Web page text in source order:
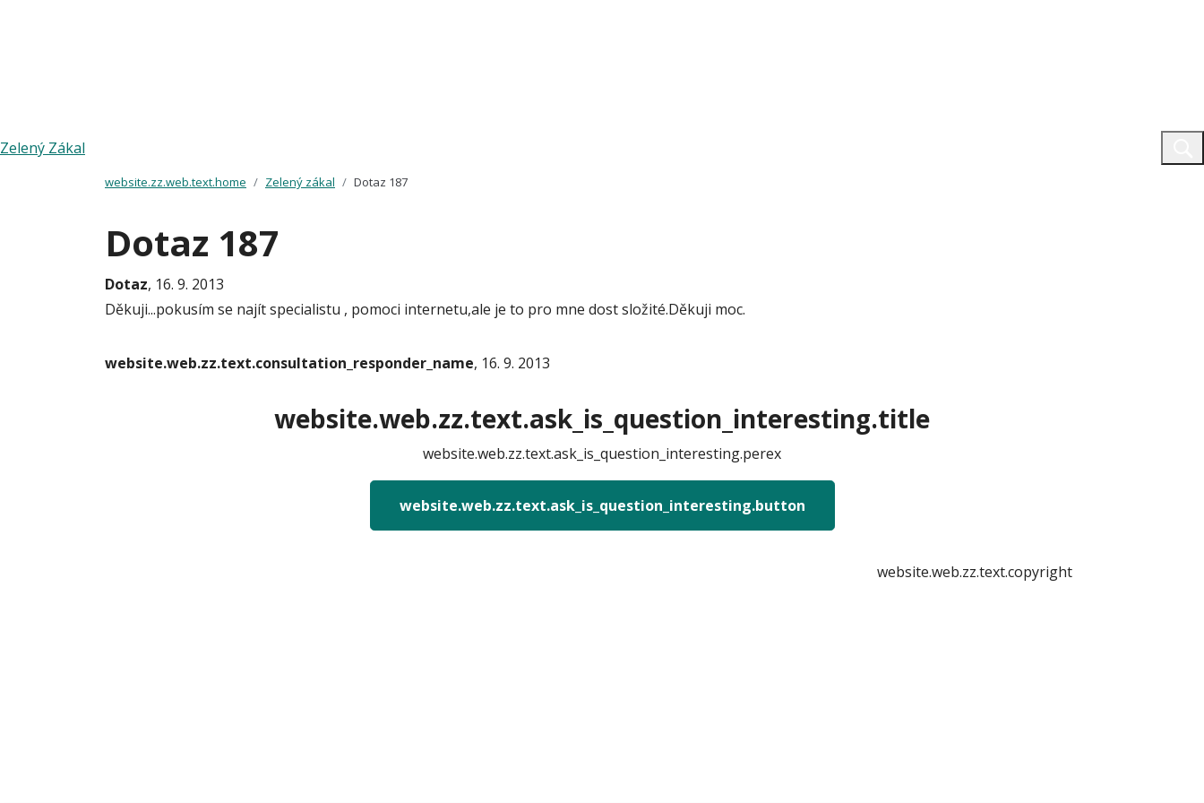
Zelený Zákal
website.zz.web.text.home Zelený zákal Dotaz 187
Dotaz 187
Dotaz, 16. 9. 2013
Děkuji...pokusím se najít specialistu , pomoci internetu,ale je to pro mne dost složité.Děkuji moc.
website.web.zz.text.consultation_responder_name, 16. 9. 2013
website.web.zz.text.ask_is_question_interesting.title
website.web.zz.text.ask_is_question_interesting.perex
website.web.zz.text.ask_is_question_interesting.button
website.web.zz.text.copyright